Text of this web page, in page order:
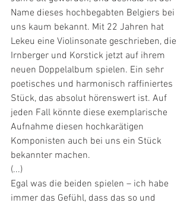
Name dieses hochbegabten Belgiers bei
uns kaum bekannt. Mit 22 Jahren hat
Lekeu eine Violinsonate geschrieben, die
Irnberger und Korstick jetzt auf ihrem
neuen Doppelalbum spielen. Ein sehr
poetisches und harmonisch raffiniertes
Stück, das absolut hörenswert ist. Auf
jeden Fall könnte diese exemplarische
Aufnahme diesen hochkarätigen
Komponisten auch bei uns ein Stück
bekannter machen.
(...)
Egal was die beiden spielen – ich habe
immer das Gefühl, dass das so und